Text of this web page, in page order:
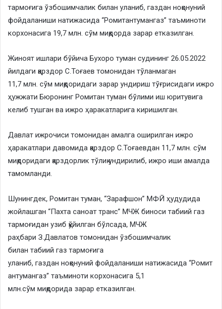
тармоғига ўзбошимчалик билан уланиб, газдан ноқонуний
фойдаланиши натижасида “Ромитантумангаз” таъминоти
корхонасига 19,7 млн. сўм миқдорда зарар етказилган.
Жиноят ишлари бўйича Бухоро туман судининг 26.05.2022
йилдаги қарздор С.Тоғаев томонидан тўланмаган
11,7 млн. сўм миқдоридаги зарар ундириш тўғрисидаги ижро
ҳужжати Бюронинг Ромитан туман бўлими иш юритувига
келиб тушган ва ижро ҳаракатларига киришилган.
Давлат ижрочиси томонидан амалга оширилган ижро
ҳаракатлари давомида қарздор С.Тоғаевдан 11,7 млн. сўм
миқдоридаги қарздорлик тўлиқ ундирилиб, ижро иши амалда
тамомланди.
Шунингдек, Ромитан туман, “Зарафшон” МФЙ ҳудудида
жойлашган “Пахта саноат транс” МЧЖ биноси табиий газ
тармоғидан узиб қўйилган бўлсада, МЧЖ
раҳбари З.Давлатов томонидан ўзбошимчалик
билан табиий газ тармоғига
уланиб, газдан ноқонуний фойдаланиши натижасида “Ромит
антумангаз” таъминоти корхонасига 5,1
млн.сўм миқдорида зарар етказилган.